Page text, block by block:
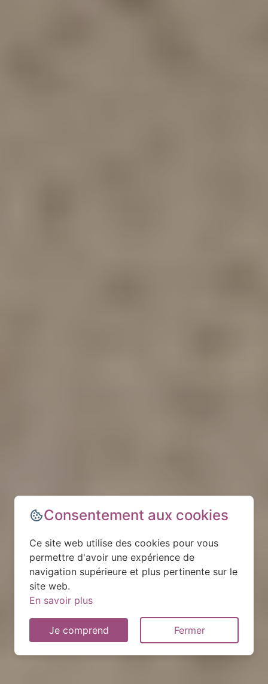
Consentement aux cookies
Ce site web utilise des cookies pour vous
permettre d'avoir une expérience de
navigation supérieure et plus pertinente sur le
site web.
En savoir plus
Je comprend Fermer